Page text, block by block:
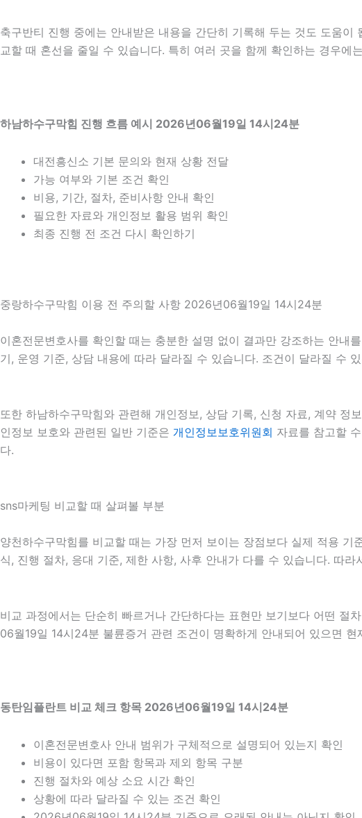
축구반티 진행 중에는 안내받은 내용을 간단히 기록해 두는 것도 도움
교할 때 혼선을 줄일 수 있습니다. 특히 여러 곳을 함께 확인하는 경우에
하남하수구막힘 진행 흐름 예시 2026년06월19일 14시24분
대전흥신소 기본 문의와 현재 상황 전달
가능 여부와 기본 조건 확인
비용, 기간, 절차, 준비사항 안내 확인
필요한 자료와 개인정보 활용 범위 확인
최종 진행 전 조건 다시 확인하기
중랑하수구막힘 이용 전 주의할 사항 2026년06월19일 14시24분
이혼전문변호사를 확인할 때는 충분한 설명 없이 결과만 강조하는 안
기, 운영 기준, 상담 내용에 따라 달라질 수 있습니다. 조건이 달라질 수
또한 하남하수구막힘와 관련해 개인정보, 상담 기록, 신청 자료, 계약
인정보 보호와 관련된 일반 기준은 개인정보보호위원회 자료를 참고할
다.
sns마케팅 비교할 때 살펴볼 부분
양천하수구막힘를 비교할 때는 가장 먼저 보이는 장점보다 실제 적용
식, 진행 절차, 응대 기준, 제한 사항, 사후 안내가 다를 수 있습니다. 따
비교 과정에서는 단순히 빠르거나 간단하다는 표현만 보기보다 어떤 절
06월19일 14시24분 불륜증거 관련 조건이 명확하게 안내되어 있으면
동탄임플란트 비교 체크 항목 2026년06월19일 14시24분
이혼전문변호사 안내 범위가 구체적으로 설명되어 있는지 확인
비용이 있다면 포함 항목과 제외 항목 구분
진행 절차와 예상 소요 시간 확인
상황에 따라 달라질 수 있는 조건 확인